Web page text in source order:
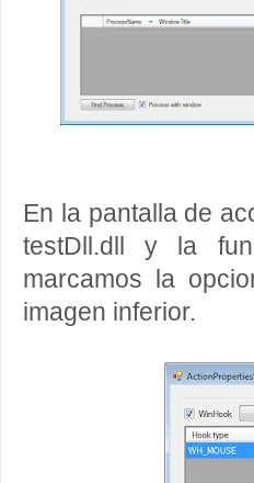
En la pantalla de
testDll.dll y la
marcamos la
imagen inferior.